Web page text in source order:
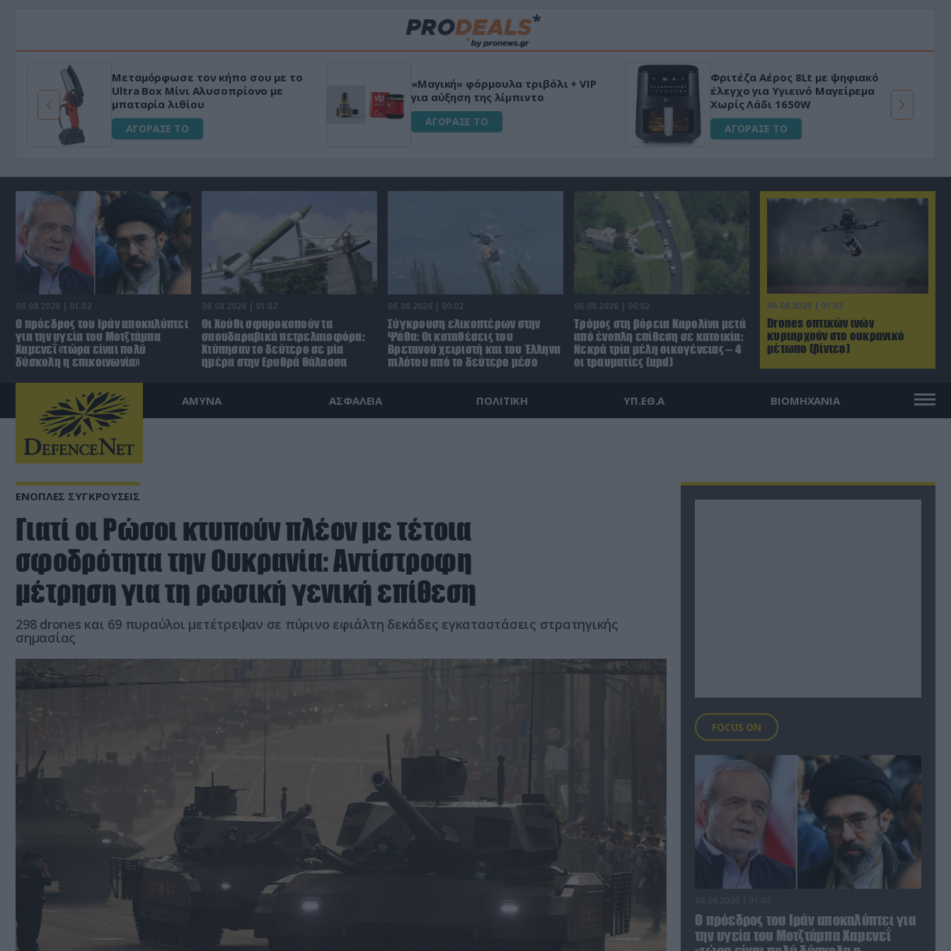
Μεταμόρφωσε τον κήπο σου με το
Ultra Box Μίνι Αλυσοπρίονο με
μπαταρία λιθίου
ΑΓΟΡΑΣΕ ΤΟ
«Μαγική» φόρμουλα τριβόλι + VIP
για αύξηση της λίμπιντο
ΑΓΟΡΑΣΕ ΤΟ
Φριτέζα Αέρος 8Lt με ψηφιακό
έλεγχο για Υγιεινό Μαγείρεμα
Χωρίς Λάδι 1650W
ΑΓΟΡΑΣΕ ΤΟ
06.08.2026 | 01:02
Drones οπτικών ινών
κυριαρχούν στο ουκρανικό
μέτωπο (βίντεο)
06.08.2026 | 01:02
Ο πρόεδρος του Ιράν αποκαλύπτει
για την υγεία του Μοτζτάμπα
Χαμενεΐ «τώρα είναι πολύ
δύσκολη η επικοινωνία»
06.08.2026 | 01:02
Οι Χούθι σφυροκοπούν τα
σαουδαραβικά πετρελαιοφόρα:
Χτύπησαν το δεύτερο σε μία
ημέρα στην Ερυθρά Θάλασσα
06.08.2026 | 00:02
Σύγκρουση ελικοπτέρων στην
Ψάθα: Οι καταθέσεις του
Βρετανού χειριστή και του Έλληνα
πιλότου από το δεύτερο μέσο
06.08.2026 | 00:02
Τρόμος στη βόρεια Καρολίνα μετά
από ένοπλη επίθεση σε κατοικία:
Νεκρά τρία μέλη οικογένειας – 4
οι τραυματίες (upd)
ΑΜΥΝΑ ΑΣΦΑΛΕΙΑ ΠΟΛΙΤΙΚΗ ΥΠ.ΕΘ.Α ΒΙΟΜΗΧΑΝΙΑ
ΕΝΟΠΛΕΣ ΣΥΓΚΡΟΥΣΕΙΣ
Γιατί οι Ρώσοι κτυπούν πλέον με τέτοια
σφοδρότητα την Ουκρανία: Αντίστροφη
μέτρηση για τη ρωσική γενική επίθεση
298 drones και 69 πυραύλοι μετέτρεψαν σε πύρινο εφιάλτη δεκάδες εγκαταστάσεις στρατηγικής
σημασίας
FOCUS ON
Ο πρόεδρος του Ιράν αποκαλύπτει για
την υγεία του Μοτζτάμπα Χαμενεΐ